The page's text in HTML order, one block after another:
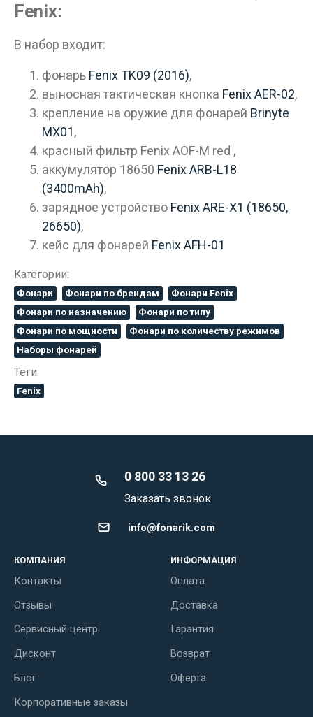
Fenix:
В набор входит:
фонарь Fenix TK09 (2016),
выносная тактическая кнопка Fenix AER-02,
крепление на оружие для фонарей Brinyte
MX01,
красный фильтр Fenix AOF-M red ,
аккумулятор 18650 Fenix ARB-L18
(3400mAh),
зарядное устройство Fenix ARE-X1 (18650,
26650),
кейс для фонарей Fenix AFH-01
Категории:
Фонари Фонари по брендам
Фонари Fenix
Фонари по назначению
Фонари по типу
Фонари по мощности
Фонари по количеству режимов
Наборы фонарей
Теги:
Fenix
0 800 33 13 26
Заказать звонок
info@fonarik.com
КОМПАНИЯ
Контакты
Отзывы
Сервисный центр
Дисконт
Блог
Корпоративные заказы
ИНФОРМАЦИЯ
Оплата
Доставка
Гарантия
Возврат
Оферта